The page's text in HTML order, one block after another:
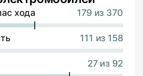
хода 179 из 370
111 из 158
27 из 92